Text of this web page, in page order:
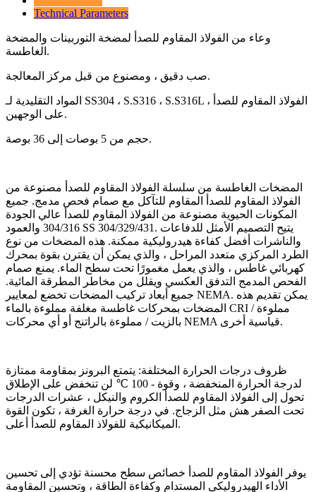
Technical Parameters
وعاء من الفولاذ المقاوم للصدأ لمضخة التوربينات والمضخة
الغاطسة.
صب دقيق ، ومصنوع من قبل مركز المعالجة.
المواد التقليدية لـ SS304 ، S.S316 ، S.S316L ، الفولاذ المقاوم للصدأ
على الوجهين.
حجم من 5 بوصات إلى 36 بوصة.
المضخات الغاطسة من سلسلة الفولاذ المقاوم للصدأ مصنوعة من
الفولاذ المقاوم للصدأ المقاوم للتآكل مع صمام فحص مدمج. جميع
المكونات الحيوية مصنوعة من الفولاذ المقاوم للصدأ عالي الجودة
304/316 والعمود SS 304/329/431. يتيح التصميم الأمثل للدفاعات
والناشرات أفضل كفاءة هيدروليكية ممكنة. هذه المضخات من نوع
الطرد المركزي متعدد المراحل ، والذي يمكن أن يقترن بقوة بمحرك
كهربائي غاطس ، والذي يعمل مغمورًا تحت سطح الماء. يمنع صمام
الفحص المدمج التدفق العكسي ويقلل من مخاطر المطرقة المائية.
جميع أبعاد تركيب المضخات تخضع لمعايير NEMA. يمكن تقديم هذه
المضخات بمحركات غاطسة مغلفة مملوءة بالماء CRI / مملوءة
بالزيت / مملوءة بالراتنج أو أي محركات NEMA قياسية أخرى.
ظروف درجات الحرارة المختلفة: يتمتع البرونز بمقاومة ممتازة
لدرجة الحرارة المنخفضة ، وقوة - 100 ℃ لن تنخفض على الإطلاق
تحول إلى الفولاذ المقاوم للصدأ الكروم والنيكل ، عشرات الدرجات
تحت الصفر هش مثل الزجاج. في درجة حرارة الغرفة ، تكون القوة
الميكانيكية للفولاذ المقاوم للصدأ أعلى.
يوفر الفولاذ المقاوم للصدأ خصائص سطح محسنة تؤدي إلى تحسين
الأداء الهيدروليكي المستدام وكفاءة الطاقة ، وتحسين المقاومة